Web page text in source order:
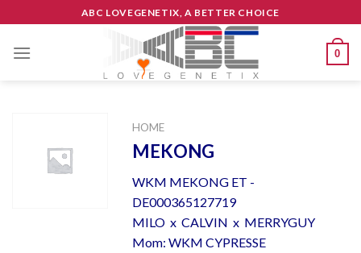
to
content
ABC LOVEGENETIX, A BETTER CHOICE
0
HOME
MEKONG
WKM MEKONG ET -
DE000365127719
MILO x CALVIN x MERRYGUY
Mom: WKM CYPRESSE